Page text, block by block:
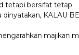
tetapi bersifat tetap
KALAU
majikan